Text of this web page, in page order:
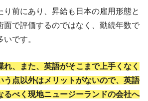
り前にあり、昇給も日本の雇用形態と
面で評価するのではなく、勤続年数で
です。
れ、また、英語がそこまで上手くなく
う点以外はメリットがないので、英語
るべく現地ニュージーランドの会社へ